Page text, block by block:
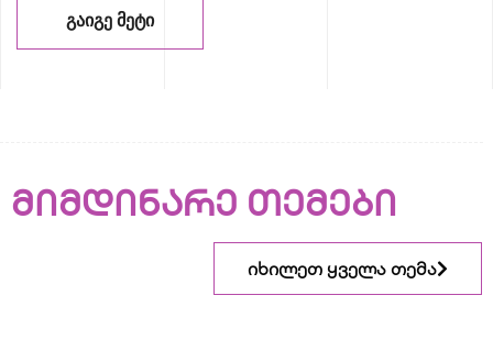
ᲒᲐᲘᲒᲔ ᲛᲔᲢᲘ
მიმდინარე თემები
იხილეთ ყველა თემა